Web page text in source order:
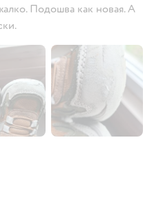
Подошва как новая. А